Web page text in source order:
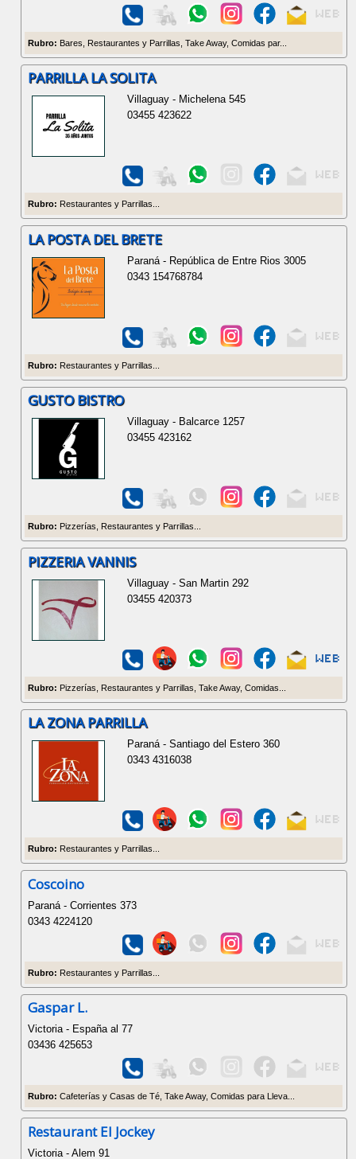
Rubro: Bares, Restaurantes y Parrillas, Take Away, Comidas par...
PARRILLA LA SOLITA
Villaguay - Michelena 545
03455 423622
Rubro: Restaurantes y Parrillas...
LA POSTA DEL BRETE
Paraná - República de Entre Rios 3005
0343 154768784
Rubro: Restaurantes y Parrillas...
GUSTO BISTRO
Villaguay - Balcarce 1257
03455 423162
Rubro: Pizzerías, Restaurantes y Parrillas...
PIZZERIA VANNIS
Villaguay - San Martin 292
03455 420373
Rubro: Pizzerías, Restaurantes y Parrillas, Take Away, Comidas...
LA ZONA PARRILLA
Paraná - Santiago del Estero 360
0343 4316038
Rubro: Restaurantes y Parrillas...
Coscoino
Paraná - Corrientes 373
0343 4224120
Rubro: Restaurantes y Parrillas...
Gaspar L.
Victoria - España al 77
03436 425653
Rubro: Cafeterías y Casas de Té, Take Away, Comidas para Lleva...
Restaurant El Jockey
Victoria - Alem 91